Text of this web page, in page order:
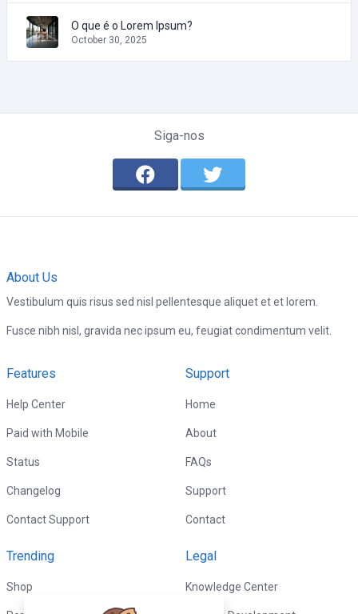
O que é o Lorem Ipsum?
October 30, 2025
Siga-nos
About Us
Vestibulum quis risus sed nisl pellentesque aliquet et et lorem.
Fusce nibh nisl, gravida nec ipsum eu, feugiat condimentum velit.
Features
Help Center
Paid with Mobile
Status
Changelog
Contact Support
Support
Home
About
FAQs
Support
Contact
Trending
Shop
Legal
Knowledge Center